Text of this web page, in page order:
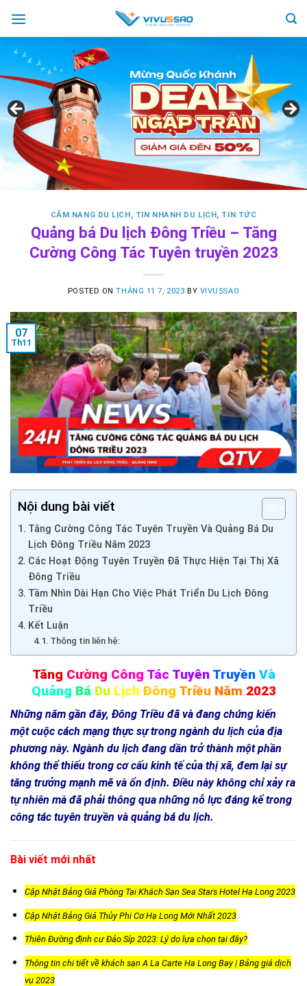
content
CẨM NANG DU LỊCH, TIN NHANH DU LỊCH, TIN TỨC
Quảng bá Du lịch Đông Triều – Tăng
Cường Công Tác Tuyên truyền 2023
POSTED ONTHÁNG 11 7, 2023 BY VIVU5SAO
07
Th11
Nội dung bài viết
Tăng Cường Công Tác Tuyên Truyền Và Quảng Bá Du
Lịch Đông Triều Năm 2023
Các Hoạt Động Tuyên Truyền Đã Thực Hiện Tại Thị Xã
Đông Triều
Tầm Nhìn Dài Hạn Cho Việc Phát Triển Du Lịch Đông
Triều
Kết Luận
Thông tin liên hệ:
Tăng Cường Công Tác Tuyên Truyền Và
Quảng Bá Du Lịch Đông Triều Năm 2023
Những năm gần đây, Đông Triều đã và đang chứng kiến
một cuộc cách mạng thực sự trong ngành du lịch của địa
phương này. Ngành du lịch đang dần trở thành một phần
không thể thiếu trong cơ cấu kinh tế của thị xã, đem lại sự
tăng trưởng mạnh mẽ và ổn định. Điều này không chỉ xảy ra
tự nhiên mà đã phải thông qua những nỗ lực đáng kể trong
công tác tuyên truyền và quảng bá du lịch.
Bài viết mới nhất
Cập Nhật Bảng Giá Phòng Tại Khách Sạn Sea Stars Hotel Hạ Long 2023
Cập Nhật Bảng Giá Thủy Phi Cơ Hạ Long Mới Nhất 2023
Thiên Đường định cư Đảo Síp 2023: Lý do lựa chọn tại đây?
Thông tin chi tiết về khách sạn A La Carte Ha Long Bay | Bảng giá dịch
vụ 2023